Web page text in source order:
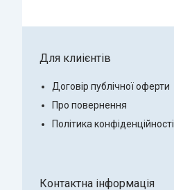
Для клиієнтів
Договір публічної оферти
Про повернення
Політика конфіденційності